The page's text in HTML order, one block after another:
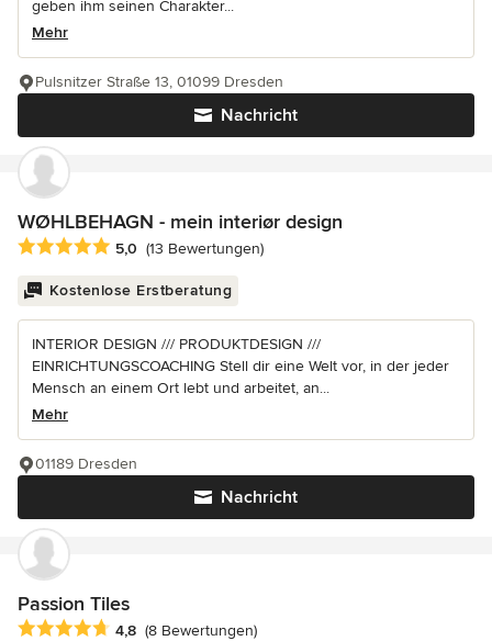
geben ihm seinen Charakter...
Mehr
Nachricht
Pulsnitzer Straße 13, 01099 Dresden
WØHLBEHAGN - mein interiør design
Durchschnittliche Bewertung: 5 von 5 Sternen
5,0 (13 Bewertungen)
Kostenlose Erstberatung
INTERIOR DESIGN /// PRODUKTDESIGN ///
EINRICHTUNGSCOACHING Stell dir eine Welt vor, in der jeder
Mensch an einem Ort lebt und arbeitet, an...
Mehr
Nachricht
01189 Dresden
Passion Tiles
Durchschnittliche Bewertung: 4.8 von 5 Sternen
4,8 (8 Bewertungen)